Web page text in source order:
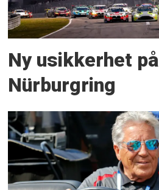
Ny usikkerhet på
Nürburgring